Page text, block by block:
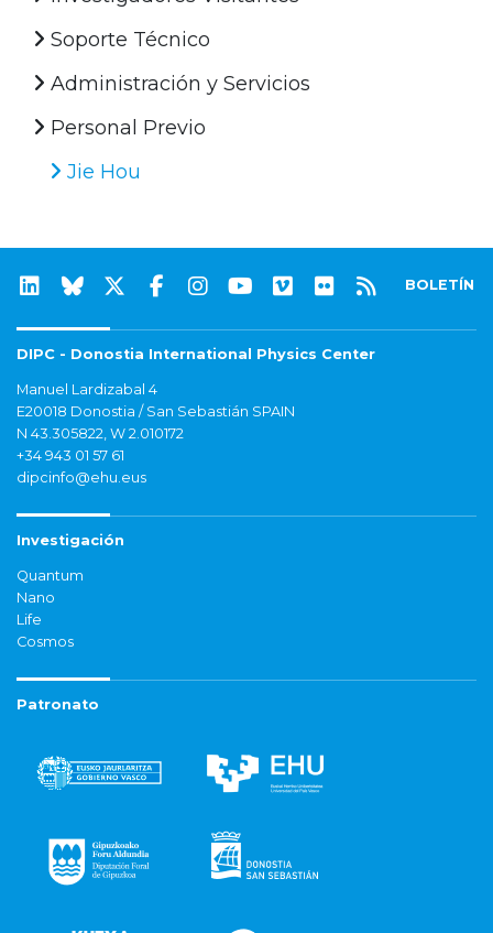
Soporte Técnico
Administración y Servicios
Personal Previo
Jie Hou
BOLETÍN
DIPC - Donostia International Physics Center
Manuel Lardizabal 4
E20018 Donostia / San Sebastián SPAIN
N 43.305822, W 2.010172
+34 943 01 57 61
dipcinfo@ehu.eus
Investigación
Quantum
Nano
Life
Cosmos
Patronato